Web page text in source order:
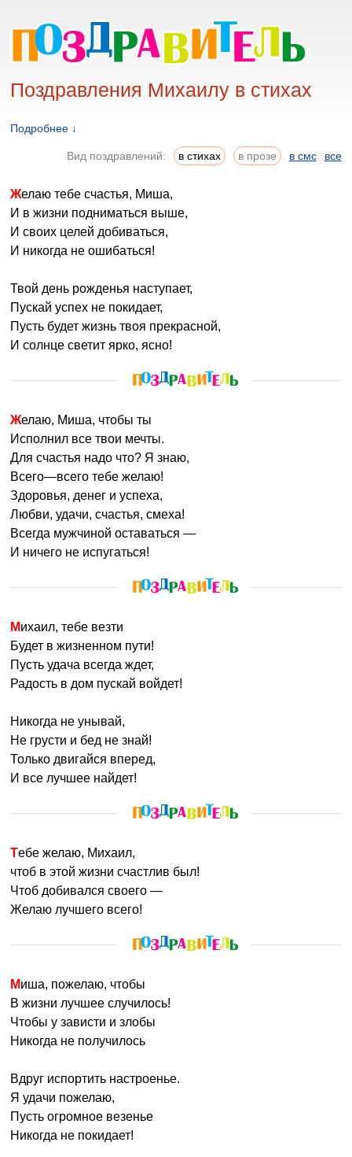
Поздравления Михаилу в стихах
Подробнее ↓
Вид поздравлений: в стихах в прозе в смс все
Желаю тебе счастья, Миша,
И в жизни подниматься выше,
И своих целей добиваться,
И никогда не ошибаться!
Твой день рожденья наступает,
Пускай успех не покидает,
Пусть будет жизнь твоя прекрасной,
И солнце светит ярко, ясно!
Желаю, Миша, чтобы ты
Исполнил все твои мечты.
Для счастья надо что? Я знаю,
Всего—всего тебе желаю!
Здоровья, денег и успеха,
Любви, удачи, счастья, смеха!
Всегда мужчиной оставаться —
И ничего не испугаться!
Михаил, тебе везти
Будет в жизненном пути!
Пусть удача всегда ждет,
Радость в дом пускай войдет!
Никогда не унывай,
Не грусти и бед не знай!
Только двигайся вперед,
И все лучшее найдет!
Тебе желаю, Михаил,
чтоб в этой жизни счастлив был!
Чтоб добивался своего —
Желаю лучшего всего!
Миша, пожелаю, чтобы
В жизни лучшее случилось!
Чтобы у зависти и злобы
Никогда не получилось
Вдруг испортить настроенье.
Я удачи пожелаю,
Пусть огромное везенье
Никогда не покидает!